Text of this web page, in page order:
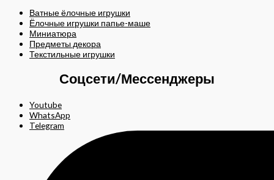
Ватные ёлочные игрушки
Ёлочные игрушки папье-маше
Миниатюра
Предметы декора
Текстильные игрушки
Соцсети/Мессенджеры
Youtube
WhatsApp
Telegram